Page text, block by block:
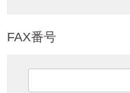
FAX番号